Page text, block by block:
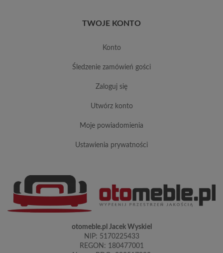
TWOJE KONTO
konto
śledzenie zamówień gości
zaloguj się
utwórz konto
moje powiadomienia
ustawienia prywatności
otomeble.pl Jacek Wyskiel
NIP: 5170225433
REGON: 180477001